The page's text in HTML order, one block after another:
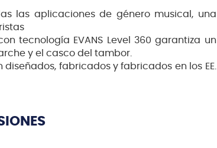
las aplicaciones de género musical, una
tecnología EVANS Level 360 garantiza un
y el casco del tambor.
diseñados, fabricados y fabricados en los EE.